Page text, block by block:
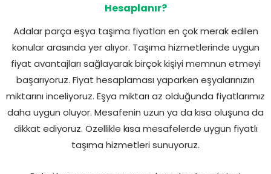
Hesaplanır?
Adalar parça eşya taşıma fiyatları en çok merak edilen
konular arasında yer alıyor. Taşıma hizmetlerinde uygun
fiyat avantajları sağlayarak birçok kişiyi memnun etmeyi
başarıyoruz. Fiyat hesaplaması yaparken eşyalarınızın
miktarını inceliyoruz. Eşya miktarı az olduğunda fiyatlarımız
daha uygun oluyor. Mesafenin uzun ya da kısa oluşuna da
dikkat ediyoruz. Özellikle kısa mesafelerde uygun fiyatlı
taşıma hizmetleri sunuyoruz.